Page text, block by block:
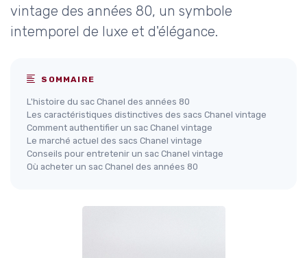
vintage des années 80, un symbole
intemporel de luxe et d'élégance.
SOMMAIRE
L'histoire du sac Chanel des années 80
Les caractéristiques distinctives des sacs Chanel vintage
Comment authentifier un sac Chanel vintage
Le marché actuel des sacs Chanel vintage
Conseils pour entretenir un sac Chanel vintage
Où acheter un sac Chanel des années 80